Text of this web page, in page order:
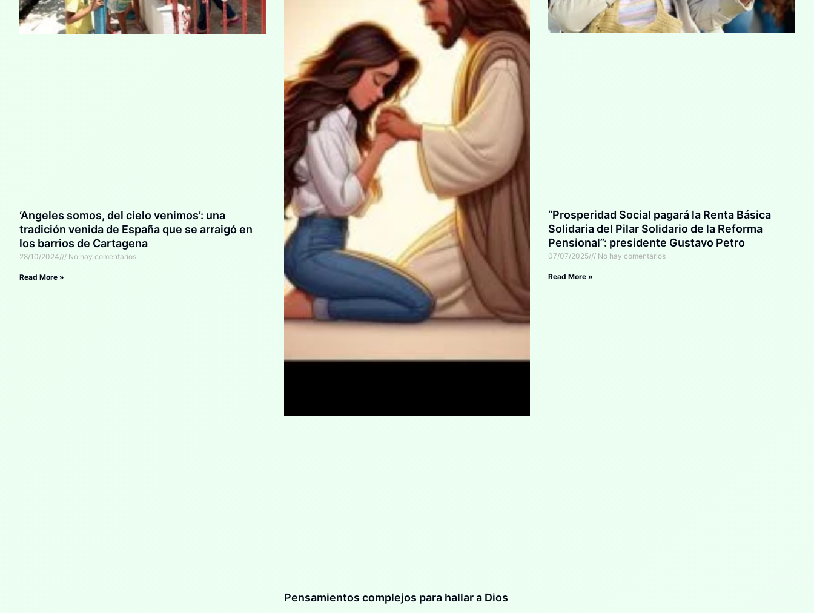
‘Angeles somos, del cielo venimos’: una
tradición venida de España que se arraigó en
los barrios de Cartagena
28/10/2024 No hay comentarios
Read More »
Pensamientos complejos para hallar a Dios
“Prosperidad Social pagará la Renta Básica
Solidaria del Pilar Solidario de la Reforma
Pensional”: presidente Gustavo Petro
07/07/2025 No hay comentarios
Read More »